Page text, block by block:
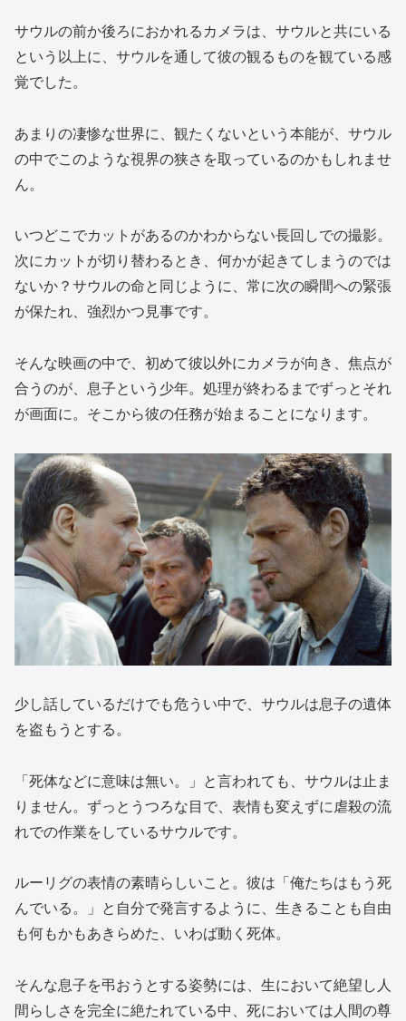
サウルの前か後ろにおかれるカメラは、サウルと共にいる
という以上に、サウルを通して彼の観るものを観ている感
覚でした。
あまりの凄惨な世界に、観たくないという本能が、サウル
の中でこのような視界の狭さを取っているのかもしれませ
ん。
いつどこでカットがあるのかわからない長回しでの撮影。
次にカットが切り替わるとき、何かが起きてしまうのでは
ないか？サウルの命と同じように、常に次の瞬間への緊張
が保たれ、強烈かつ見事です。
そんな映画の中で、初めて彼以外にカメラが向き、焦点が
合うのが、息子という少年。処理が終わるまでずっとそれ
が画面に。そこから彼の任務が始まることになります。
少し話しているだけでも危うい中で、サウルは息子の遺体
を盗もうとする。
「死体などに意味は無い。」と言われても、サウルは止ま
りません。ずっとうつろな目で、表情も変えずに虐殺の流
れでの作業をしているサウルです。
ルーリグの表情の素晴らしいこと。彼は「俺たちはもう死
んでいる。」と自分で発言するように、生きることも自由
も何もかもあきらめた、いわば動く死体。
そんな息子を弔おうとする姿勢には、生において絶望し人
間らしさを完全に絶たれている中、死においては人間の尊